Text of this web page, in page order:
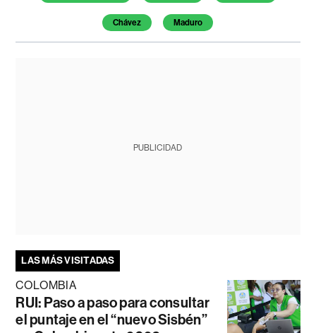
Chávez Maduro
PUBLICIDAD
LAS MÁS VISITADAS
COLOMBIA
RUI: Paso a paso para consultar
el puntaje en el “nuevo Sisbén”